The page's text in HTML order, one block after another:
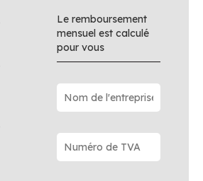
Le remboursement
mensuel est calculé
pour vous